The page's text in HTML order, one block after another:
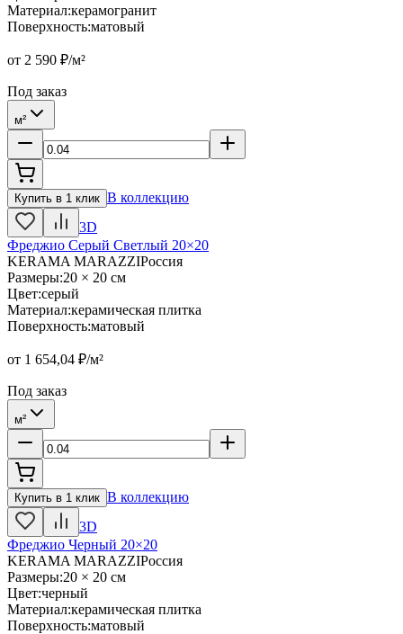
Материал:керамогранит
Поверхность:матовый
от 2 590 ₽/м²
Под заказ
м²
Купить в 1 клик В коллекцию
3D
Фреджио Серый Светлый 20×20
KERAMA MARAZZIРоссия
Размеры:20 × 20 см
Цвет:серый
Материал:керамическая плитка
Поверхность:матовый
от 1 654,04 ₽/м²
Под заказ
м²
Купить в 1 клик В коллекцию
3D
Фреджио Черный 20×20
KERAMA MARAZZIРоссия
Размеры:20 × 20 см
Цвет:черный
Материал:керамическая плитка
Поверхность:матовый